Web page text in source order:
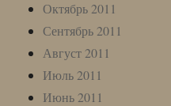
Октябрь 2011
Сентябрь 2011
Август 2011
Июль 2011
Июнь 2011